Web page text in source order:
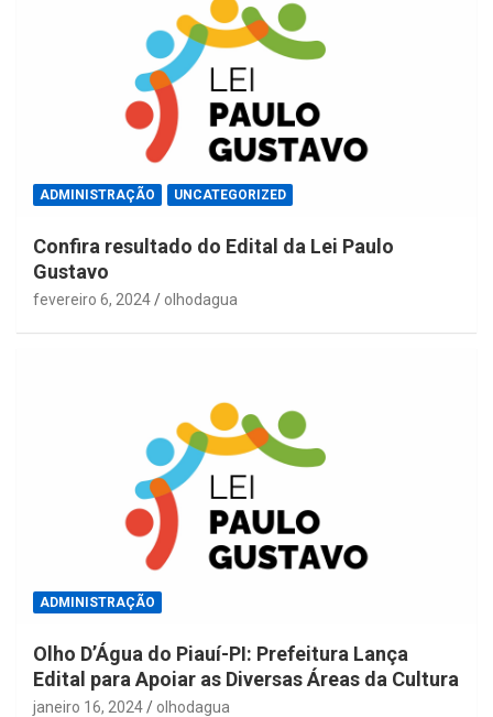
ADMINISTRAÇÃO UNCATEGORIZED
Confira resultado do Edital da Lei Paulo
Gustavo
fevereiro 6, 2024 olhodagua
ADMINISTRAÇÃO
Olho D’Água do Piauí-PI: Prefeitura Lança
Edital para Apoiar as Diversas Áreas da Cultura
janeiro 16, 2024 olhodagua